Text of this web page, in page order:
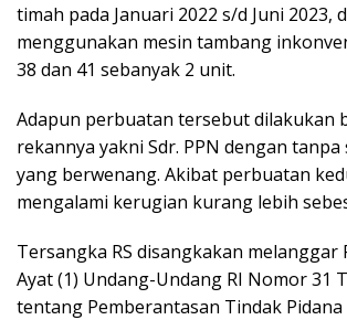
timah pada Januari 2022 s/d Juni 2023,
menggunakan mesin tambang
38 dan 41 sebanyak 2 unit.
Adapun perbuatan tersebut dilakukan
rekannya yakni Sdr. PPN dengan
yang berwenang. Akibat perbuatan
mengalami kerugian kurang lebih
Tersangka RS disangkakan melanggar
Ayat (1) Undang-Undang RI Nomor 31
tentang Pemberantasan Tindak